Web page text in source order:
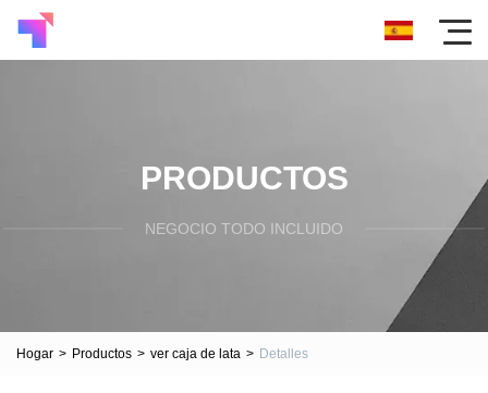
PRODUCTOS
NEGOCIO TODO INCLUIDO
Hogar > Productos > ver caja de lata > Detalles